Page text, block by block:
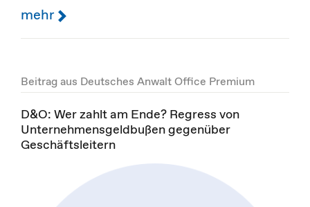
mehr
Beitrag aus Deutsches Anwalt Office Premium
D&O: Wer zahlt am Ende? Regress von
Unternehmensgeldbußen gegenüber
Geschäftsleitern